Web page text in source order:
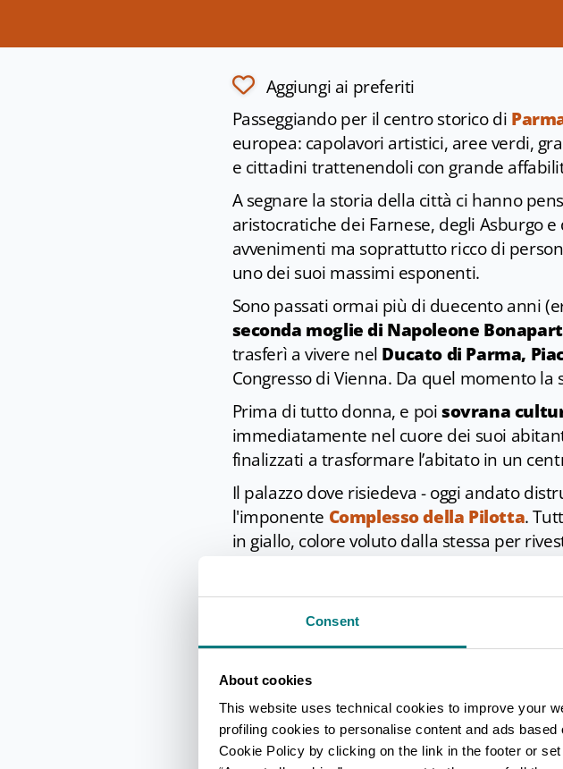
Consent
About cookies
This website uses technical cookies to improve your
profiling cookies to personalise content and ads
Cookie Policy by clicking on the link in the footer or
Aggiungi ai preferiti
Passeggiando per il centro storico di
europea: capolavori artistici, aree verdi,
e cittadini trattenendoli con grande
A segnare la storia della città ci hanno
aristocratiche dei Farnese, degli Asburgo
avvenimenti ma soprattutto ricco di
uno dei suoi massimi esponenti.
Sono passati ormai più di duecento anni
seconda moglie di Napoleone
trasferì a vivere nel Ducato di Parma,
Congresso di Vienna. Da quel momento
Prima di tutto donna, e poisovrana
immediatamente nel cuore dei suoi
finalizzati a trasformare l’abitato in un
Il palazzo dove risiedeva - oggi andato
l'imponente Complesso della Pilotta.
in giallo, colore voluto dalla stessa per
All’interno di Palazzo della Riserva, sede
quegli anni, della Duchessa e dell'amato-
innalza imponente la facciata delTeatro
Bellini, alla cui prima partecipò anche
Ai margini della città, a Borgo Lalatta, si
nel 1601, chiuso temporaneamente
Duchessa con il nome di Convitto Maria